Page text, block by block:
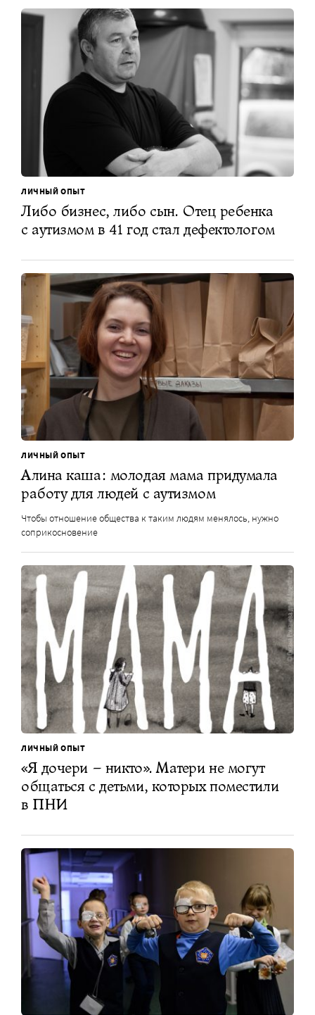
ЛИЧНЫЙ ОПЫТ
Либо бизнес, либо сын. Отец ребенка
с аутизмом в 41 год стал дефектологом
ЛИЧНЫЙ ОПЫТ
Алина каша: молодая мама придумала
работу для людей с аутизмом
Чтобы отношение общества к таким людям менялось, нужно
соприкосновение
ЛИЧНЫЙ ОПЫТ
«Я дочери – никто». Матери не могут
общаться с детьми, которых поместили
в ПНИ